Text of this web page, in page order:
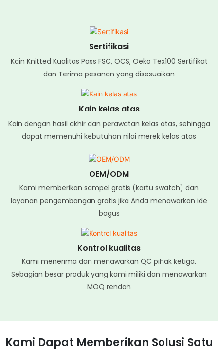
Sertifikasi
Kain Knitted Kualitas Pass FSC, OCS, Oeko Tex100 Sertifikat
dan Terima pesanan yang disesuaikan
Kain kelas atas
Kain dengan hasil akhir dan perawatan kelas atas, sehingga
dapat memenuhi kebutuhan nilai merek kelas atas
OEM/ODM
Kami memberikan sampel gratis (kartu swatch) dan
layanan pengembangan gratis jika Anda menawarkan ide
bagus
Kontrol kualitas
Kami menerima dan menawarkan QC pihak ketiga.
Sebagian besar produk yang kami miliki dan menawarkan
MOQ rendah
Kami Dapat Memberikan Solusi Satu